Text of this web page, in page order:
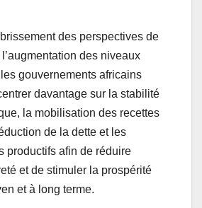
des perspectives de
des niveaux
gouvernements africains
davantage sur la stabilité
la mobilisation des recettes
de la dette et les
productifs afin de réduire
et de stimuler la prospérité
et à long terme.